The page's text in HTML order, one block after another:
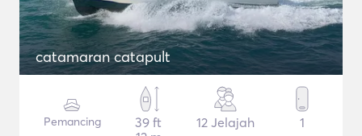
catamaran catapult
Pemancing
39 ft
12 Jelajah 1